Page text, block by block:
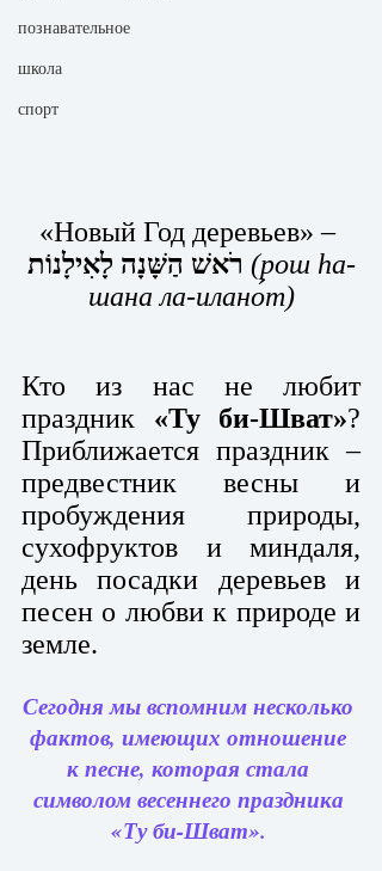
познавательное
школа
спорт
«Новый Год деревьев» –
רֹאשׁ הַשָּׁנָה לָאִילָנוֹת (рош hа-
шана ла-илано́т)
Кто из нас не любит
праздник «Ту би-Шват»?
Приближается праздник –
предвестник весны и
пробуждения природы,
сухофруктов и миндаля,
день посадки деревьев и
песен о любви к природе и
земле.
Сегодня мы вспомним несколько
фактов, имеющих отношение
к песне, которая стала
символом весеннего праздника
«Ту би-Шват».